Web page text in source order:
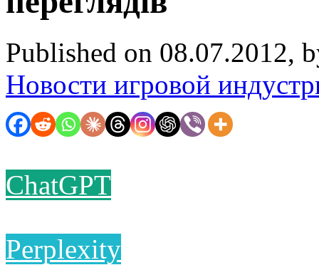
Published on 08.07.2012,
Новости игровой
ChatGPT
Perplexity